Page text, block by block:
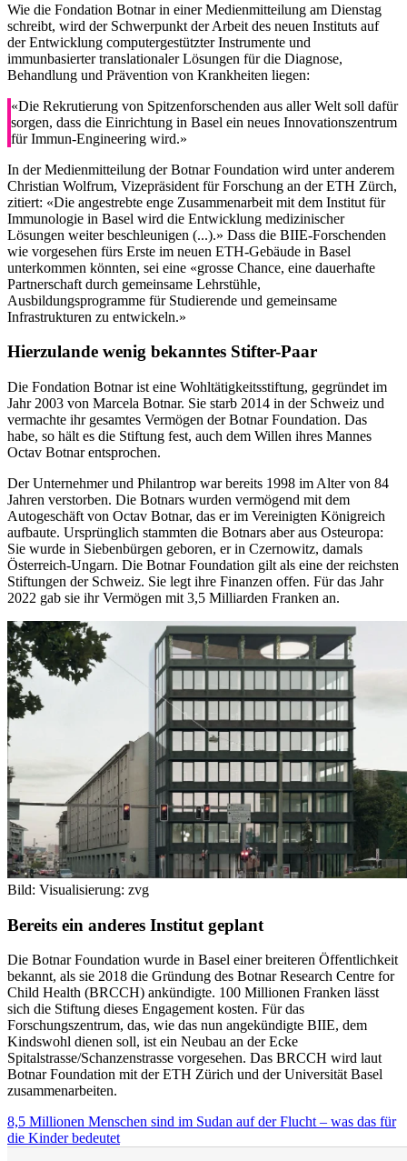
Wie die Fondation Botnar in einer Medienmitteilung am Dienstag
schreibt, wird der Schwerpunkt der Arbeit des neuen Instituts auf
der Entwicklung computergestützter Instrumente und
immunbasierter translationaler Lösungen für die Diagnose,
Behandlung und Prävention von Krankheiten liegen:
«Die Rekrutierung von Spitzenforschenden aus aller Welt soll dafür
sorgen, dass die Einrichtung in Basel ein neues Innovationszentrum
für Immun-Engineering wird.»
In der Medienmitteilung der Botnar Foundation wird unter anderem
Christian Wolfrum, Vizepräsident für Forschung an der ETH Zürch,
zitiert: «Die angestrebte enge Zusammenarbeit mit dem Institut für
Immunologie in Basel wird die Entwicklung medizinischer
Lösungen weiter beschleunigen (...).» Dass die BIIE-Forschenden
wie vorgesehen fürs Erste im neuen ETH-Gebäude in Basel
unterkommen könnten, sei eine «grosse Chance, eine dauerhafte
Partnerschaft durch gemeinsame Lehrstühle,
Ausbildungsprogramme für Studierende und gemeinsame
Infrastrukturen zu entwickeln.»
Hierzulande wenig bekanntes Stifter-Paar
Die Fondation Botnar ist eine Wohltätigkeitsstiftung, gegründet im
Jahr 2003 von Marcela Botnar. Sie starb 2014 in der Schweiz und
vermachte ihr gesamtes Vermögen der Botnar Foundation. Das
habe, so hält es die Stiftung fest, auch dem Willen ihres Mannes
Octav Botnar entsprochen.
Der Unternehmer und Philantrop war bereits 1998 im Alter von 84
Jahren verstorben. Die Botnars wurden vermögend mit dem
Autogeschäft von Octav Botnar, das er im Vereinigten Königreich
aufbaute. Ursprünglich stammten die Botnars aber aus Osteuropa:
Sie wurde in Siebenbürgen geboren, er in Czernowitz, damals
Österreich-Ungarn. Die Botnar Foundation gilt als eine der reichsten
Stiftungen der Schweiz. Sie legt ihre Finanzen offen. Für das Jahr
2022 gab sie ihr Vermögen mit 3,5 Milliarden Franken an.
Bild: Visualisierung: zvg
Bereits ein anderes Institut geplant
Die Botnar Foundation wurde in Basel einer breiteren Öffentlichkeit
bekannt, als sie 2018 die Gründung des Botnar Research Centre for
Child Health (BRCCH) ankündigte. 100 Millionen Franken lässt
sich die Stiftung dieses Engagement kosten. Für das
Forschungszentrum, das, wie das nun angekündigte BIIE, dem
Kindswohl dienen soll, ist ein Neubau an der Ecke
Spitalstrasse/Schanzenstrasse vorgesehen. Das BRCCH wird laut
Botnar Foundation mit der ETH Zürich und der Universität Basel
zusammenarbeiten.
8,5 Millionen Menschen sind im Sudan auf der Flucht – was das für
die Kinder bedeutet